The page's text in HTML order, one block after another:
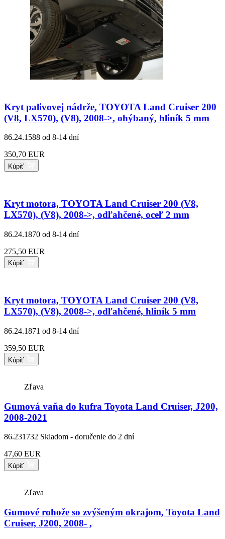
Kryt palivovej nádrže, TOYOTA Land Cruiser 200
(V8, LX570), (V8), 2008->, ohýbaný, hliník 5 mm
86.24.1588 od 8-14 dní
350,70 EUR
Kúpiť
Kryt motora, TOYOTA Land Cruiser 200 (V8,
LX570), (V8), 2008->, odľahčené, oceľ 2 mm
86.24.1870 od 8-14 dní
275,50 EUR
Kúpiť
Kryt motora, TOYOTA Land Cruiser 200 (V8,
LX570), (V8), 2008->, odľahčené, hliník 5 mm
86.24.1871 od 8-14 dní
359,50 EUR
Kúpiť
Zľava
Gumová vaňa do kufra Toyota Land Cruiser, J200,
2008-2021
86.231732 Skladom - doručenie do 2 dní
47,60 EUR
Kúpiť
Zľava
Gumové rohože so zvýšeným okrajom, Toyota Land
Cruiser, J200, 2008- ,